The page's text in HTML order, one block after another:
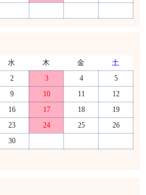
水 木 金
土
2 3 4
5
9 10 11
12
16 17 18
19
23 24 25
26
30